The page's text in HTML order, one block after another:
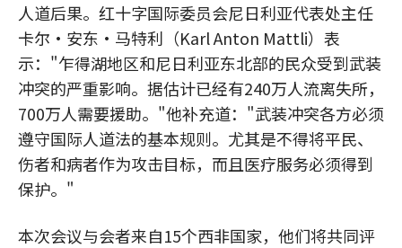
人道后果。红十字国际委员会尼日利亚代表处主任
卡尔·安东·马特利（Karl Anton Mattli）表
示："乍得湖地区和尼日利亚东北部的民众受到武装
冲突的严重影响。据估计已经有240万人流离失所，
700万人需要援助。"他补充道："武装冲突各方必须
遵守国际人道法的基本规则。尤其是不得将平民、
伤者和病者作为攻击目标，而且医疗服务必须得到
保护。"
本次会议与会者来自15个西非国家，他们将共同评